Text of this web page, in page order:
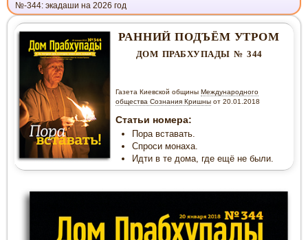
№-344: экадаши на 2026 год
РАННИЙ
ПОДЪЁМ
УТРОМ
«ДОМ
ПРАБХУПАДЫ»
№-344
РАННИЙ ПОДЪЁМ УТРОМ
ДОМ ПРАБХУПАДЫ № 344
Газета Киевской общиныМеждународного
общества Сознания Кришны от 20.01.2018
Статьи номера:
Пора вставать.
Спроси монаха.
Идти в те дома, где ещё не были.